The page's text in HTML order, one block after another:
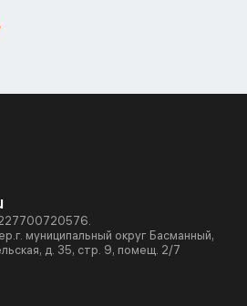
муниципальный округ Басманный,
д. 35, стр. 9, помещ. 2/7